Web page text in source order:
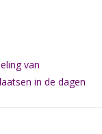
van
in de dagen